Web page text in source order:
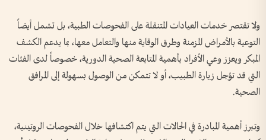
ولا تقتصر خدمات العيادات المتنقلة على الفحوصات الطبية، بل تشمل أيضاً
التوعية بالأمراض المزمنة وطرق الوقاية منها والتعامل معها، بما يدعم الكشف
المبكر ويعزز وعي الأفراد بأهمية المتابعة الصحية الدورية، خصوصاً لدى الفئات
التي قد تؤجل زيارة الطبيب، أو لا تتمكن من الوصول بسهولة إلى المرافق
الصحية.
وتبرز أهمية المبادرة في الحالات التي يتم اكتشافها خلال الفحوصات الروتينية،